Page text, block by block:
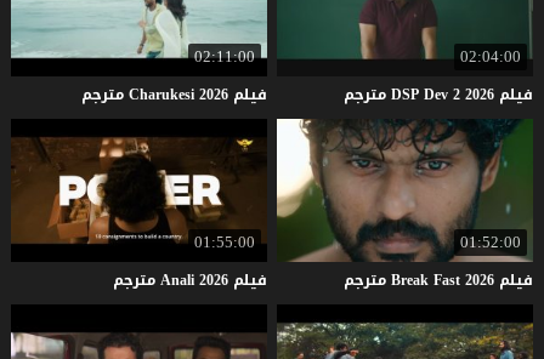
02:04:00
فيلم DSPDev22026 مترجم
02:11:00
فيلم Charukesi2026 مترجم
01:52:00
فيلم BreakFast2026 مترجم
01:55:00
فيلم Anali2026 مترجم